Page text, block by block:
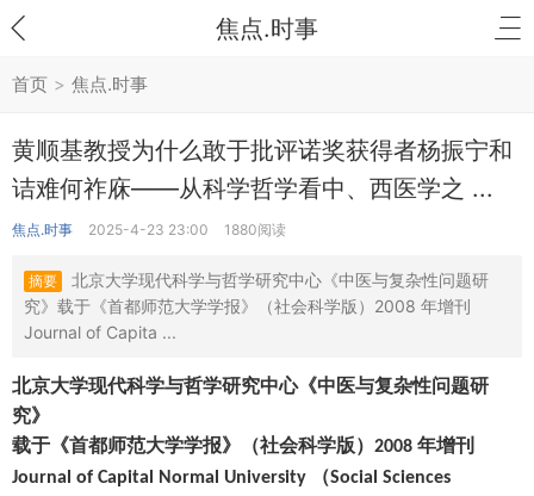
焦点.时事
首页 > 焦点.时事
黄顺基教授为什么敢于批评诺奖获得者杨振宁和
诘难何祚庥——从科学哲学看中、西医学之 ...
焦点.时事 2025-4-23 23:00 1880阅读
摘要
北京大学现代科学与哲学研究中心《中医与复杂性问题研
究》载于《首都师范大学学报》（社会科学版）2008 年增刊
Journal of Capita ...
北京大学现代科学与哲学研究中心《中医与复杂性问题研
究》
载于 《首都师范大学学报》（社会科学版） 2008 年增刊
Journal of Capital Normal University （Social Sciences